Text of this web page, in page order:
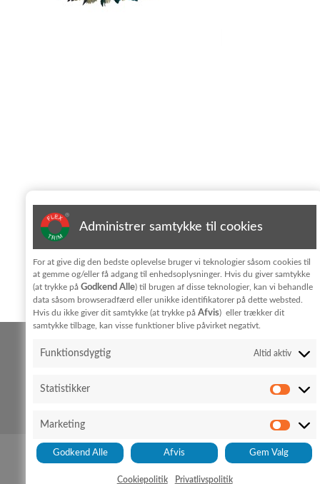
Tilmeld dig nyhedsbrevet
personoplysninger iprivatlivpolitik
KONTAKT
Hedeparken 3
Administrer samtykke til cookies
For at give dig den bedste oplevelse bruger vi teknologier såsom cookies til
at gemme og/eller få adgang til enhedsoplysninger. Hvis du giver samtykke
(at trykke påGodkend Alle) til brugen af disse teknologier, kan vi behandle
data såsom browseradfærd eller unikke identifikatorer på dette websted.
Hvis du ikke giver dit samtykke (at trykke påAfvis) eller trækker dit
samtykke tilbage, kan visse funktioner blive påvirket negativt.
Funktionsdygtig Altid aktiv
Statistikker
Marketing
Godkend Alle Afvis Gem Valg
Cookiepolitik Privatlivspolitik